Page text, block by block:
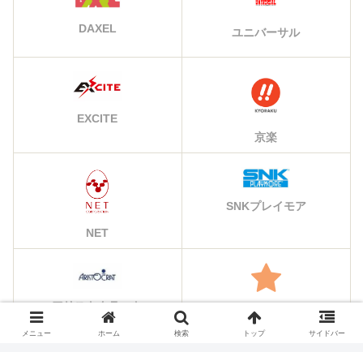
DAXEL ユニバーサル
EXCITE
京楽
NET
SNKプレイモア
アリストクラート その他のメーカー
メニュー ホーム 検索 トップ サイドバー